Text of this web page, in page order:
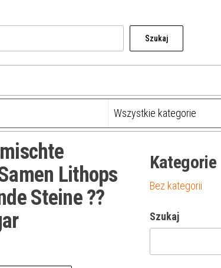
Szukaj
Lithops
Steine ??
Kategorie
Bez kategorii
Szukaj